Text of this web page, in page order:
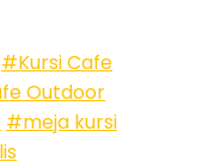
#Kursi Cafe
Outdoor
#meja kursi